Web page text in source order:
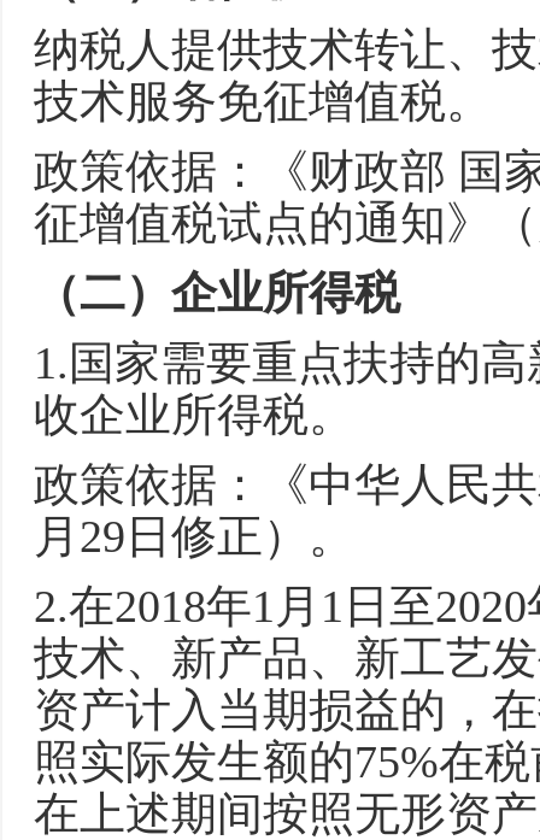
纳税人提供技术转让、
技术服务免征增值税。
政策依据：《财政部 国
征增值税试点的通知》
（二）企业所得税
1.国家需要重点扶持的
收企业所得税。
政策依据：《中华人民
月29日修正）。
2.在2018年1月1日至
技术、新产品、新工艺
资产计入当期损益的，
照实际发生额的75%在
在上述期间按照无形资